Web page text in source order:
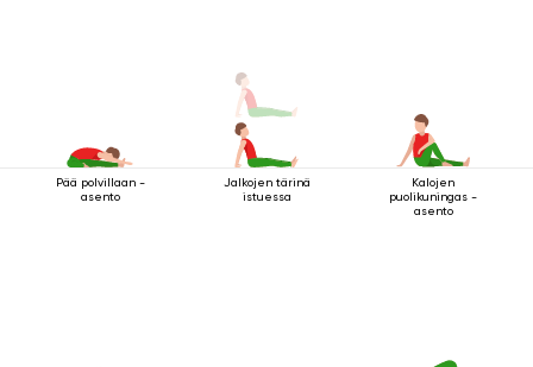
Pää polvillaan -
asento
Jalkojen tärinä
istuessa
Kalojen
puolikuningas -
asento